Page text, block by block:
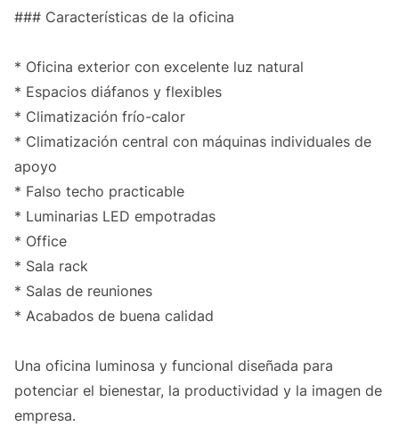
### Características de la oficina
* Oficina exterior con excelente luz natural
* Espacios diáfanos y flexibles
* Climatización frío-calor
* Climatización central con máquinas individuales de
apoyo
* Falso techo practicable
* Luminarias LED empotradas
* Office
* Sala rack
* Salas de reuniones
* Acabados de buena calidad
Una oficina luminosa y funcional diseñada para
potenciar el bienestar, la productividad y la imagen de
empresa.